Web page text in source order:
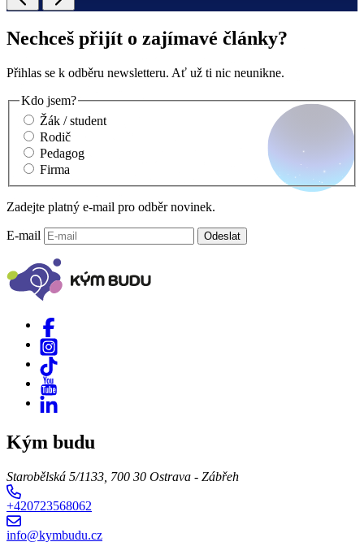
Nechceš přijít o zajímavé články?
Přihlas se k odběru newsletteru. Ať už ti nic neunikne.
Kdo jsem?
Žák / student
Rodič
Pedagog
Firma
Zadejte platný e-mail pro odběr novinek.
E-mail Odeslat
Kým budu
Starobělská 5/1133, 700 30 Ostrava - Zábřeh
+420723568062
info@kymbudu.cz